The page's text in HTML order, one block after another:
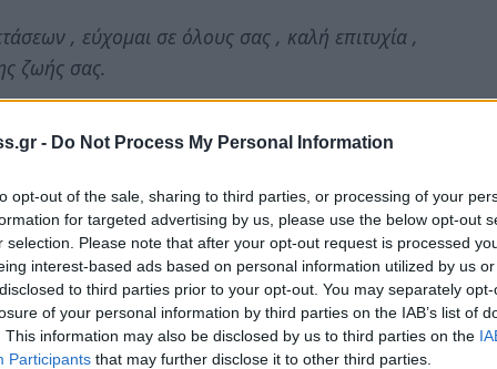
- Do Not Process My Personal Information
opt-out of the sale, sharing to third parties, or processing of your
for targeted advertising by us, please use the below opt-out
selection. Please note that after your opt-out request is processed
interest-based ads based on personal information utilized by us
to third parties prior to your opt-out. You may separately
of your personal information by third parties on the IAB’s list of
This information may also be disclosed by us to third parties on the
Participants that may further disclose it to other third parties.
, εύχομαι σε όλους σας , καλή επιτυχία ,
ζωής σας.
εκπαιδευτικούς σας, για την παιδεία, τη
ψυχραιμία θα μπορέσετε να απολαύσετε
στόχο σας.
μάχες που θα κληθείτε να δώσετε στη ζωή
χαρές και άλλοτε απογοήτευση. Πάντα
εφόδια για να ξεκινήσετε ένα νέο αγώνα.